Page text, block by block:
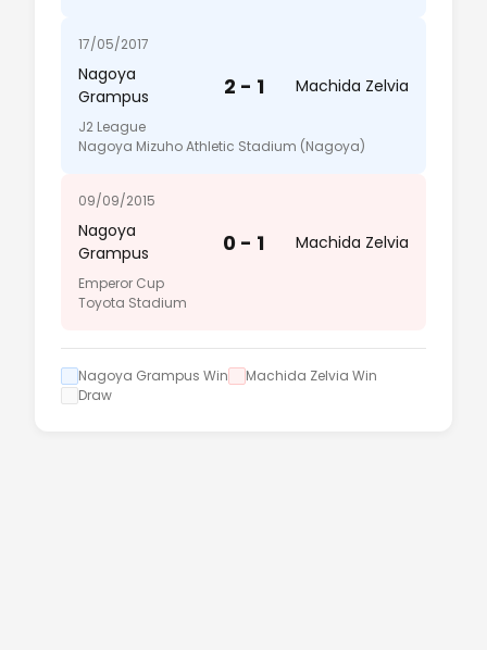
17/05/2017
Nagoya
Grampus
2 - 1 Machida Zelvia
J2 League
Nagoya Mizuho Athletic Stadium (Nagoya)
09/09/2015
Nagoya
Grampus
0 - 1 Machida Zelvia
Emperor Cup
Toyota Stadium
Nagoya Grampus Win
Machida Zelvia Win
Draw